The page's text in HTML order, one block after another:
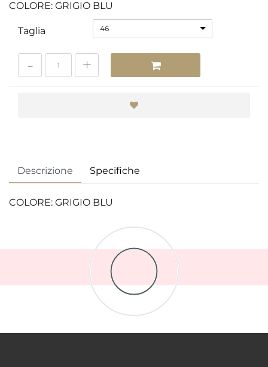
COLORE: GRIGIO BLU
Taglia 46
Descrizione Specifiche
COLORE: GRIGIO BLU